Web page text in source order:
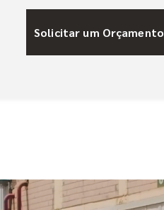
Solicitar um Orçamento